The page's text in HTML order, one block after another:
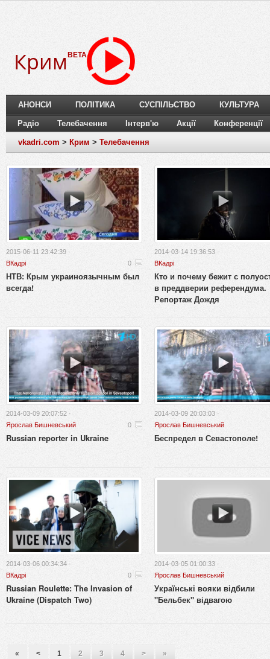
Крим BETA
АНОНСИ ПОЛІТИКА СУСПІЛЬСТВО КУЛЬТУРА
Радіо Телебачення Інтерв'ю Акції Конференції
vkadri.com > Крим > Телебачення
2015-06-11 23:42:39 ·
ВКадрі
0
НТВ: Крым украиноязычным был
всегда!
2014-03-14 19:36:53 ·
ВКадрі
Кто и почему бежит с
в преддверии референдума.
Репортаж Дождя
2014-03-09 20:07:52 ·
Ярослав Бишневський
0
Russian reporter in Ukraine
2014-03-09 20:03:03 ·
Ярослав Бишневський
Беспредел в Севастополе!
2014-03-06 00:34:34 ·
ВКадрі
0
Russian Roulette: The Invasion of
Ukraine (Dispatch Two)
2014-03-05 01:00:33 ·
Ярослав Бишневський
Українські вояки відбили
"Бельбек" відвагою
« < 1 2 3 4 > »